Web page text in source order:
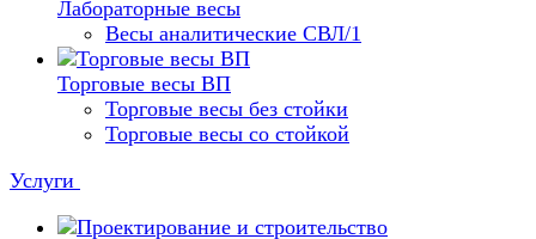
Лабораторные весы
Весы аналитические СВЛ/1
Торговые весы ВП
Торговые весы без стойки
Торговые весы со стойкой
Услуги